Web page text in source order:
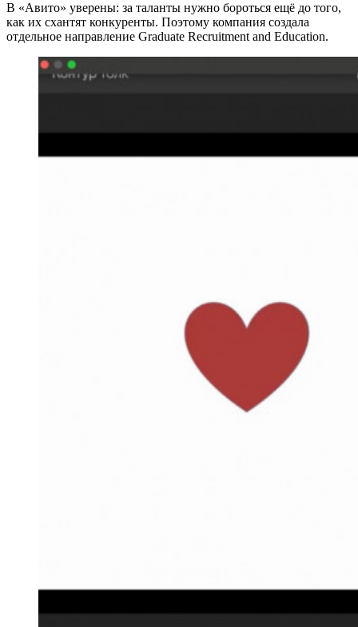
В «Авито» уверены: за таланты нужно бороться ещё до того,
как их схантят конкуренты. Поэтому компания создала
отдельное направление Graduate Recruitment and Education.